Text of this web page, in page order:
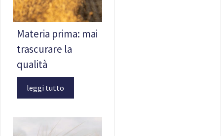
Materia prima: mai
trascurare la
qualità
leggi tutto